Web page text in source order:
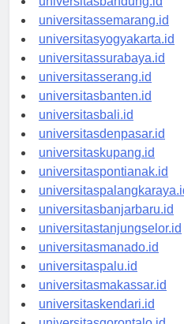
universitasbandung.id
universitassemarang.id
universitasyogyakarta.id
universitassurabaya.id
universitasserang.id
universitasbanten.id
universitasbali.id
universitasdenpasar.id
universitaskupang.id
universitaspontianak.id
universitaspalangkaraya.id
universitasbanjarbaru.id
universitastanjungselor.id
universitasmanado.id
universitaspalu.id
universitasmakassar.id
universitaskendari.id